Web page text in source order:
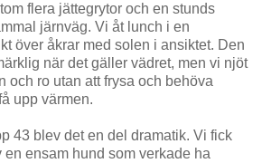
flera jättegrytor och en stunds
järnväg. Vi åt lunch i en
över åkrar med solen i ansiktet. Den
när det gäller vädret, men vi njöt
och ro utan att frysa och behöva
upp värmen.
43 blev det en del dramatik. Vi fick
ensam hund som verkade ha